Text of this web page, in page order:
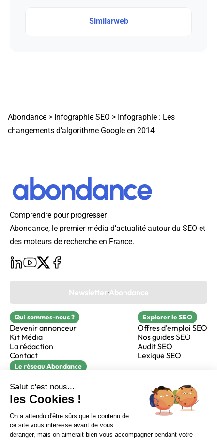
Sur LinkedIn Sur Youtube
Similarweb
Abondance > Infographie SEO > Infographie : Les
changements d’algorithme Google en 2014
Comprendre pour progresser
Abondance, le premier média d’actualité autour du SEO et
des moteurs de recherche en France.
Newsletter Abondance
Qui sommes-nous ?
Devenir annonceur
Kit Média
La rédaction
Contact
Explorer le SEO
Offres d'emploi SEO
Nos guides SEO
Audit SEO
Lexique SEO
Le réseau Abondance
Réacteur
alfie formation